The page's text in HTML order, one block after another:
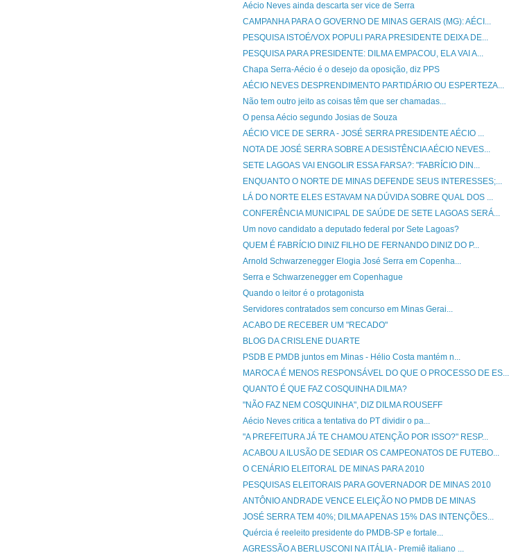
Aécio Neves ainda descarta ser vice de Serra
CAMPANHA PARA O GOVERNO DE MINAS GERAIS (MG): AÉCI...
PESQUISA ISTOÉ/VOX POPULI PARA PRESIDENTE DEIXA DE...
PESQUISA PARA PRESIDENTE: DILMA EMPACOU, ELA VAI A...
Chapa Serra-Aécio é o desejo da oposição, diz PPS
AÉCIO NEVES DESPRENDIMENTO PARTIDÁRIO OU ESPERTEZA...
Não tem outro jeito as coisas têm que ser chamadas...
O pensa Aécio segundo Josias de Souza
AÉCIO VICE DE SERRA - JOSÉ SERRA PRESIDENTE AÉCIO ...
NOTA DE JOSÉ SERRA SOBRE A DESISTÊNCIA AÉCIO NEVES...
SETE LAGOAS VAI ENGOLIR ESSA FARSA?: "FABRÍCIO DIN...
ENQUANTO O NORTE DE MINAS DEFENDE SEUS INTERESSES;...
LÁ DO NORTE ELES ESTAVAM NA DÚVIDA SOBRE QUAL DOS ...
CONFERÊNCIA MUNICIPAL DE SAÚDE DE SETE LAGOAS SERÁ...
Um novo candidato a deputado federal por Sete Lagoas?
QUEM É FABRÍCIO DINIZ FILHO DE FERNANDO DINIZ DO P...
Arnold Schwarzenegger Elogia José Serra em Copenha...
Serra e Schwarzenegger em Copenhague
Quando o leitor é o protagonista
Servidores contratados sem concurso em Minas Gerai...
ACABO DE RECEBER UM "RECADO"
BLOG DA CRISLENE DUARTE
PSDB E PMDB juntos em Minas - Hélio Costa mantém n...
MAROCA É MENOS RESPONSÁVEL DO QUE O PROCESSO DE ES...
QUANTO É QUE FAZ COSQUINHA DILMA?
"NÃO FAZ NEM COSQUINHA", DIZ DILMA ROUSEFF
Aécio Neves critica a tentativa do PT dividir o pa...
"A PREFEITURA JÁ TE CHAMOU ATENÇÃO POR ISSO?" RESP...
ACABOU A ILUSÃO DE SEDIAR OS CAMPEONATOS DE FUTEBO...
O CENÁRIO ELEITORAL DE MINAS PARA 2010
PESQUISAS ELEITORAIS PARA GOVERNADOR DE MINAS 2010
ANTÔNIO ANDRADE VENCE ELEIÇÃO NO PMDB DE MINAS
JOSÉ SERRA TEM 40%; DILMA APENAS 15% DAS INTENÇÕES...
Quércia é reeleito presidente do PMDB-SP e fortale...
AGRESSÃO A BERLUSCONI NA ITÁLIA - Premiê italiano ...